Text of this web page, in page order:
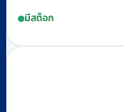
มีสต็อก